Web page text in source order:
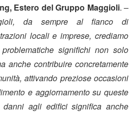
Estero del Gruppo Maggioli. –
da sempre al fianco di
locali e imprese, crediamo
significhi non solo
anche contribuire concretamente
attivando preziose occasioni
e aggiornamento su queste
danni agli edifici significa anche